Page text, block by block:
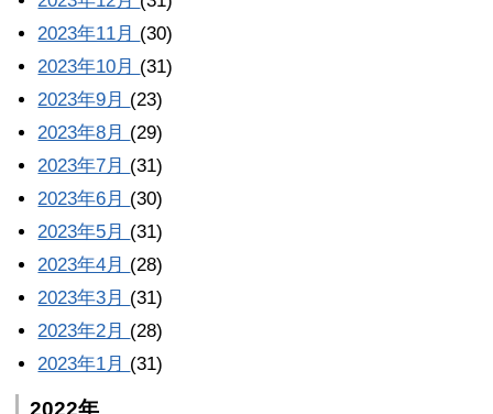
2023年11月 (30)
2023年10月 (31)
2023年9月 (23)
2023年8月 (29)
2023年7月 (31)
2023年6月 (30)
2023年5月 (31)
2023年4月 (28)
2023年3月 (31)
2023年2月 (28)
2023年1月 (31)
2022年